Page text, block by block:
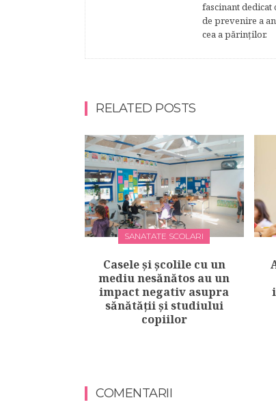
fascinant
de prevenire a
cea a părinţilor.
RELATED POSTS
SANATATE SCOLARI
Casele și școlile cu un
mediu nesănătos au un
impact negativ asupra
sănătății și studiului
copiilor
COMENTARII